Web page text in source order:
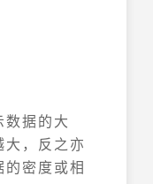
据的大
，反之亦
密度或相